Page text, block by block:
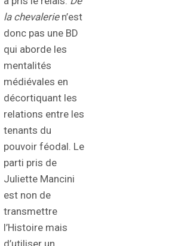
la chevalerien’est
donc pas une BD
qui aborde les
mentalités
médiévales en
décortiquant les
relations entre les
tenants du
pouvoir féodal. Le
parti pris de
Juliette Mancini
est non de
transmettre
l’Histoire mais